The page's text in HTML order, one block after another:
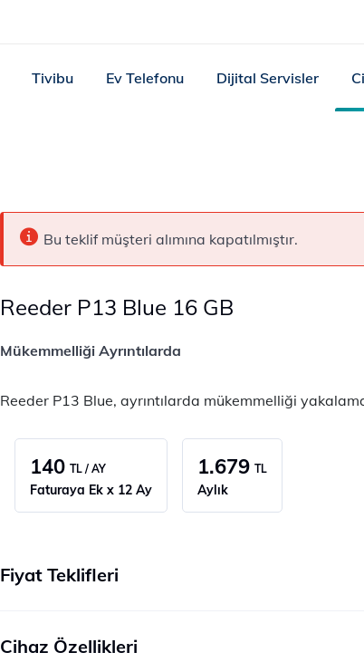
Tivibu Ev Telefonu Dijital Servisler
Bu teklif müşteri alımına kapatılmıştır.
Reeder P13 Blue 16 GB
Mükemmelliği Ayrıntılarda
Reeder P13 Blue, ayrıntılarda mükemmelliği
140 TL / AY
Faturaya Ek x 12 Ay
1.679 TL
Aylık
Fiyat Teklifleri
Cihaz Özellikleri